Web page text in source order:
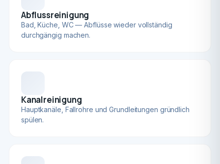
Abflussreinigung
Bad, Küche, WC — Abflüsse wieder vollständig
durchgängig machen.
Kanalreinigung
Hauptkanäle, Fallrohre und Grundleitungen gründlich
spülen.